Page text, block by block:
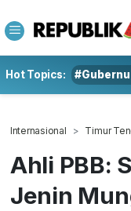
Hot Topics:
Internasional Timur
Ahli PBB:
Jenin